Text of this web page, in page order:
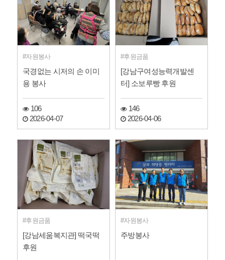
자원봉사
국경없는 시저의 손 이미
용 봉사
106
2026-04-07
후원금품
[강남구여성능력개발센
터] 소보루빵 후원
146
2026-04-06
후원금품
[강남세움복지관] 떡국떡
후원
자원봉사
주방봉사